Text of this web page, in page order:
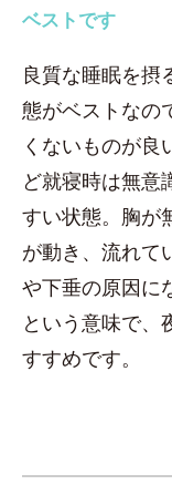
ベストです
良質な睡眠を摂
態がベストなの
くないものが良
ど就寝時は無意
すい状態。胸が
が動き、流れて
や下垂の原因に
という意味で、
すすめです。